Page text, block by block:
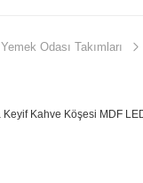
Yemek Odası Takımları